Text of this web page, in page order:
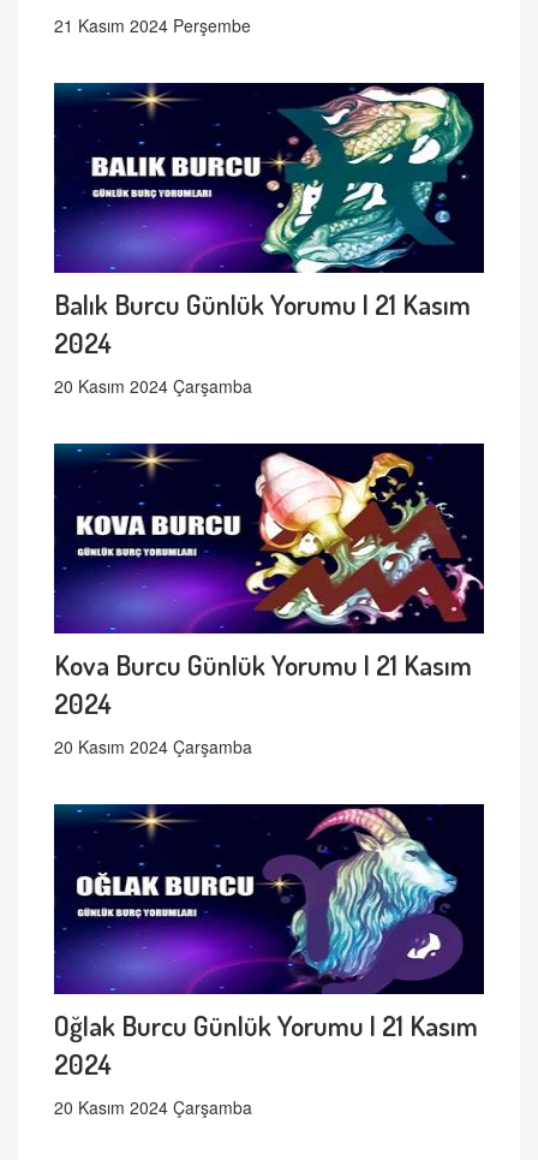
21 Kasım 2024 Perşembe
Balık Burcu Günlük Yorumu | 21 Kasım
2024
20 Kasım 2024 Çarşamba
Kova Burcu Günlük Yorumu | 21 Kasım
2024
20 Kasım 2024 Çarşamba
Oğlak Burcu Günlük Yorumu | 21 Kasım
2024
20 Kasım 2024 Çarşamba